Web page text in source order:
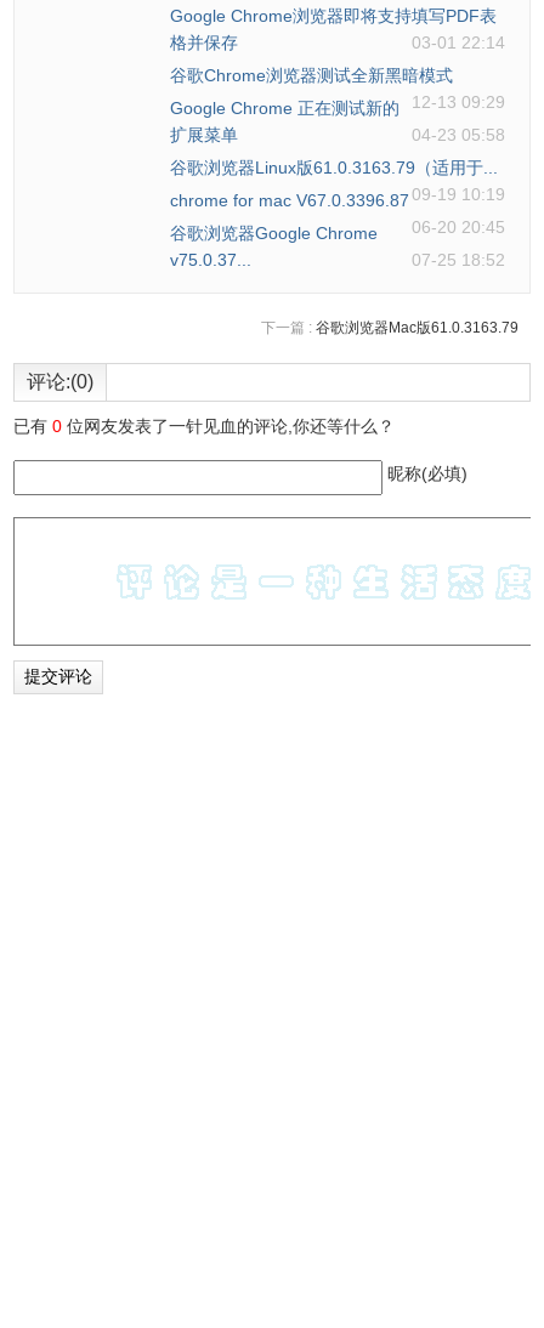
Google Chrome浏览器即将支持填写PDF表
格并保存
03-01 22:14
谷歌Chrome浏览器测试全新黑暗模式
12-13 09:29
Google Chrome 正在测试新的
扩展菜单
04-23 05:58
谷歌浏览器Linux版61.0.3163.79（适用于...
09-19 10:19
chrome for mac V67.0.3396.87
06-20 20:45
谷歌浏览器Google Chrome
v75.0.37...
07-25 18:52
下一篇 : 谷歌浏览器Mac版61.0.3163.79
评论:(0)
已有0 位网友发表了一针见血的评论,你还等什么？
昵称(必填)